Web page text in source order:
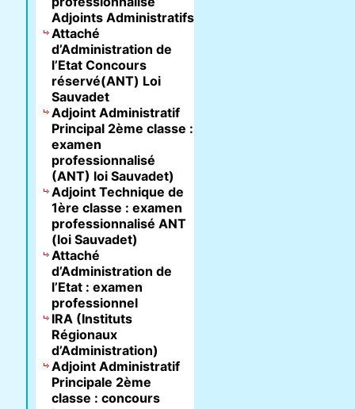
Adjoints Administratifs
Attaché
d’Administration de
l’Etat Concours
réservé(ANT) Loi
Sauvadet
Adjoint Administratif
Principal 2ème classe :
examen
professionnalisé
(ANT) loi Sauvadet)
Adjoint Technique de
1ère classe : examen
professionnalisé ANT
(loi Sauvadet)
Attaché
d’Administration de
l’Etat : examen
professionnel
IRA (Instituts
Régionaux
d’Administration)
Adjoint Administratif
Principale 2ème
classe : concours